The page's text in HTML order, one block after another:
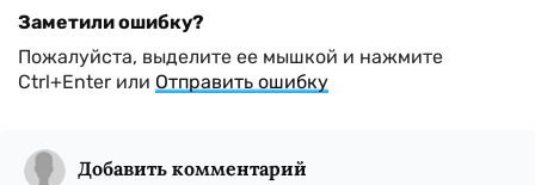
Заметили ошибку?
Пожалуйста, выделите ее мышкой и нажмите
Ctrl+Enter или Отправить ошибку
Добавить комментарий